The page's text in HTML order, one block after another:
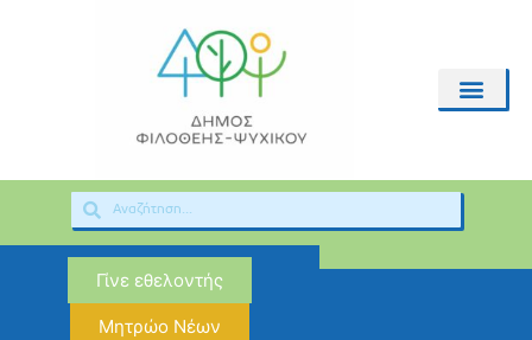
Γίνε εθελοντής
Μητρώο Νέων